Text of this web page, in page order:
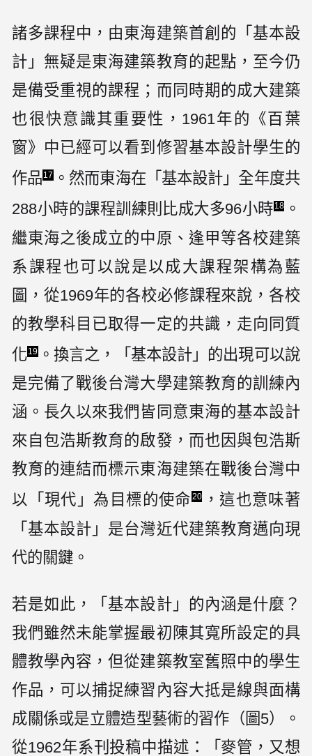
諸多課程中，由東海建築首創的「基本設
計」無疑是東海建築教育的起點，至今仍
是備受重視的課程；而同時期的成大建築
也很快意識其重要性，1961年的《百葉
窗》中已經可以看到修習基本設計學生的
作品17。然而東海在「基本設計」全年度共
288小時的課程訓練則比成大多96小時 18
。
繼東海之後成立的中原、逢甲等各校建築
系課程也可以說是以成大課程架構為藍
圖，從1969年的各校必修課程來說，各校
的教學科目已取得一定的共識，走向同質
化19。換言之，「基本設計」的出現可以說
是完備了戰後台灣大學建築教育的訓練內
涵。長久以來我們皆同意東海的基本設計
來自包浩斯教育的啟發，而也因與包浩斯
教育的連結而標示東海建築在戰後台灣中
以「現代」為目標的使命 20
，這也意味著
「基本設計」是台灣近代建築教育邁向現
代的關鍵。
若是如此，「基本設計」的內涵是什麼？
我們雖然未能掌握最初陳其寬所設定的具
體教學內容，但從建築教室舊照中的學生
作品，可以捕捉練習內容大抵是線與面構
成關係或是立體造型藝術的習作（圖5）。
從1962年系刊投稿中描述：「麥管，又想